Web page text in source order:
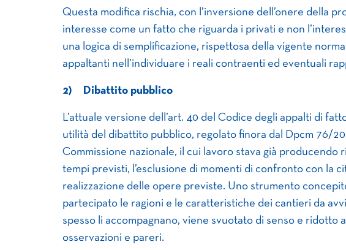
Questa modifica rischia, con l’inversione dell’onere della
interesse come un fatto che riguarda i privati e non
una logica di semplificazione, rispettosa della vigente
appaltanti nell’individuare i reali contraenti ed eventuali
2) Dibattito pubblico
L’attuale versione dell’art. 40 del Codice degli appalti di
utilità del dibattito pubblico, regolato finora dal Dpcm 76/
Commissione nazionale, il cui lavoro stava già producendo
tempi previsti, l’esclusione di momenti di confronto con la
realizzazione delle opere previste. Uno strumento
partecipato le ragioni e le caratteristiche dei cantieri da
spesso li accompagnano, viene svuotato di senso e ridotto
osservazioni e pareri.